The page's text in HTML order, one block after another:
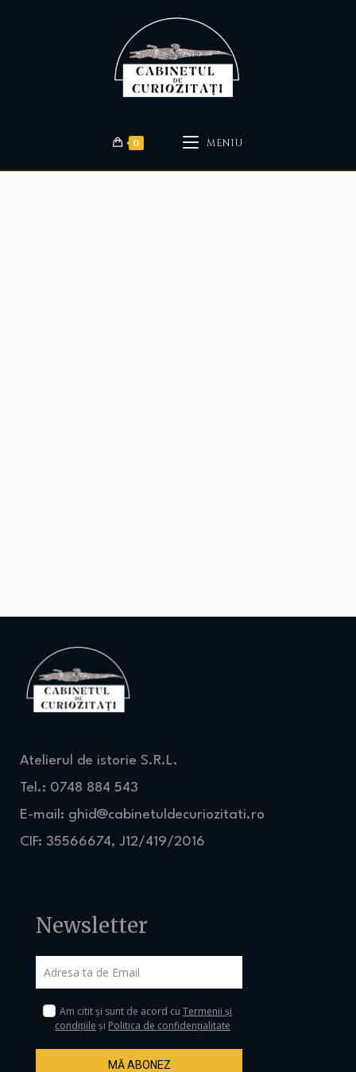
0 MENIU
Atelierul de istorie S.R.L.
Tel.: 0748 884 543
E-mail: ghid@cabinetuldecuriozitati.ro
CIF: 35566674, J12/419/2016
Newsletter
Am citit și sunt de acord cu Termenii și
condițiile și Politica de confidențialitate
MĂ ABONEZ